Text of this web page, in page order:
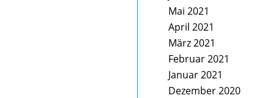
Mai 2021
April 2021
März 2021
Februar 2021
Januar 2021
Dezember 2020